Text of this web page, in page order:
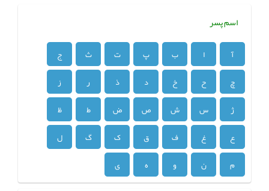
اسم پسر
آ ا ب پ ت ث
ج
چ
ح خ د ذ ر
ز
ژ
س ش ص ض ط
ظ
ع
غ ف ق ک گ
ل
م
ن و ه ی